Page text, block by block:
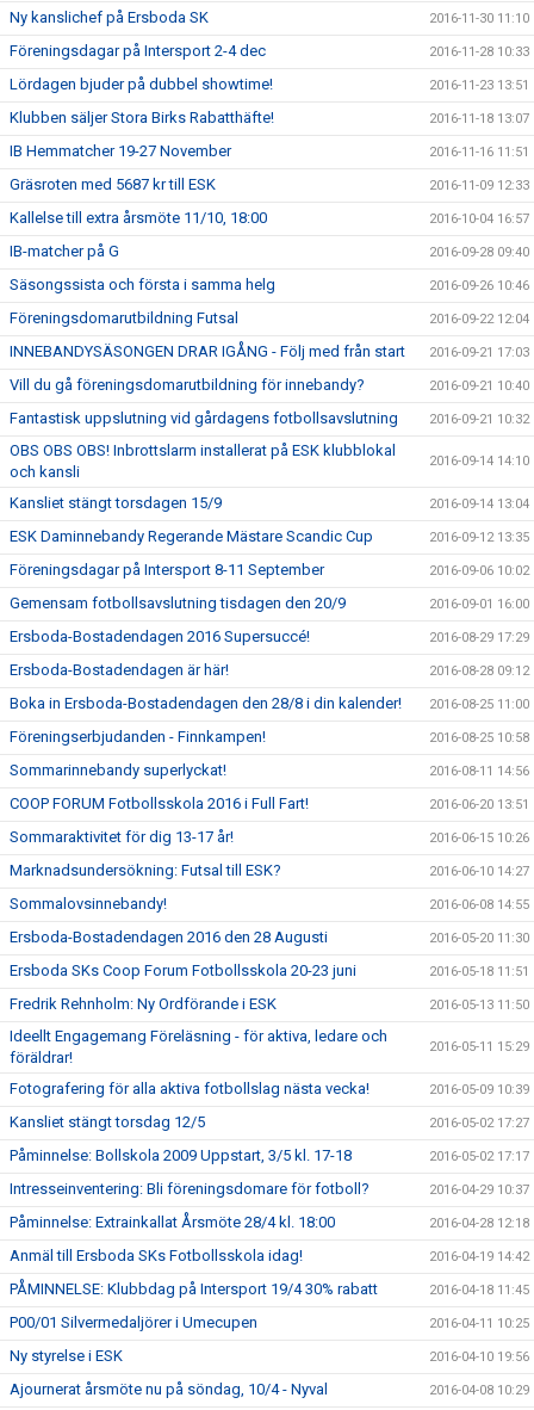
Ny kanslichef på Ersboda SK 2016-11-30 11:10
Föreningsdagar på Intersport 2-4 dec 2016-11-28 10:33
Lördagen bjuder på dubbel showtime! 2016-11-23 13:51
Klubben säljer Stora Birks Rabatthäfte! 2016-11-18 13:07
IB Hemmatcher 19-27 November 2016-11-16 11:51
Gräsroten med 5687 kr till ESK 2016-11-09 12:33
Kallelse till extra årsmöte 11/10, 18:00 2016-10-04 16:57
IB-matcher på G 2016-09-28 09:40
Säsongssista och första i samma helg 2016-09-26 10:46
Föreningsdomarutbildning Futsal 2016-09-22 12:04
INNEBANDYSÄSONGEN DRAR IGÅNG - Följ med från start 2016-09-21 17:03
Vill du gå föreningsdomarutbildning för innebandy? 2016-09-21 10:40
Fantastisk uppslutning vid gårdagens fotbollsavslutning 2016-09-21 10:32
OBS OBS OBS! Inbrottslarm installerat på ESK klubblokal
och kansli
2016-09-14 14:10
Kansliet stängt torsdagen 15/9 2016-09-14 13:04
ESK Daminnebandy Regerande Mästare Scandic Cup 2016-09-12 13:35
Föreningsdagar på Intersport 8-11 September 2016-09-06 10:02
Gemensam fotbollsavslutning tisdagen den 20/9 2016-09-01 16:00
Ersboda-Bostadendagen 2016 Supersuccé! 2016-08-29 17:29
Ersboda-Bostadendagen är här! 2016-08-28 09:12
Boka in Ersboda-Bostadendagen den 28/8 i din kalender! 2016-08-25 11:00
Föreningserbjudanden - Finnkampen! 2016-08-25 10:58
Sommarinnebandy superlyckat! 2016-08-11 14:56
COOP FORUM Fotbollsskola 2016 i Full Fart! 2016-06-20 13:51
Sommaraktivitet för dig 13-17 år! 2016-06-15 10:26
Marknadsundersökning: Futsal till ESK? 2016-06-10 14:27
Sommalovsinnebandy! 2016-06-08 14:55
Ersboda-Bostadendagen 2016 den 28 Augusti 2016-05-20 11:30
Ersboda SKs Coop Forum Fotbollsskola 20-23 juni 2016-05-18 11:51
Fredrik Rehnholm: Ny Ordförande i ESK 2016-05-13 11:50
Ideellt Engagemang Föreläsning - för aktiva, ledare och
föräldrar!
2016-05-11 15:29
Fotografering för alla aktiva fotbollslag nästa vecka! 2016-05-09 10:39
Kansliet stängt torsdag 12/5 2016-05-02 17:27
Påminnelse: Bollskola 2009 Uppstart, 3/5 kl. 17-18 2016-05-02 17:17
Intresseinventering: Bli föreningsdomare för fotboll? 2016-04-29 10:37
Påminnelse: Extrainkallat Årsmöte 28/4 kl. 18:00 2016-04-28 12:18
Anmäl till Ersboda SKs Fotbollsskola idag! 2016-04-19 14:42
PÅMINNELSE: Klubbdag på Intersport 19/4 30% rabatt 2016-04-18 11:45
P00/01 Silvermedaljörer i Umecupen 2016-04-11 10:25
Ny styrelse i ESK 2016-04-10 19:56
Ajournerat årsmöte nu på söndag, 10/4 - Nyval 2016-04-08 10:29